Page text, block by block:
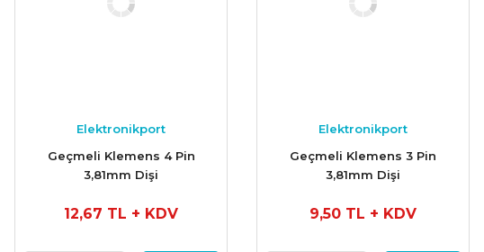
Elektronikport
Geçmeli Klemens 4 Pin
3,81mm Dişi
12,67 TL + KDV
Elektronikport
Geçmeli Klemens 3 Pin
3,81mm Dişi
9,50 TL + KDV